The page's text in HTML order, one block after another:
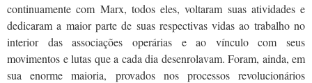
continuamente com Marx, todos eles, voltaram suas atividades e
dedicaram a maior parte de suas respectivas vidas ao trabalho no
interior das associações operárias e ao vínculo com seus
movimentos e lutas que a cada dia desenrolavam. Foram, ainda, em
sua enorme maioria, provados nos processos revolucionários